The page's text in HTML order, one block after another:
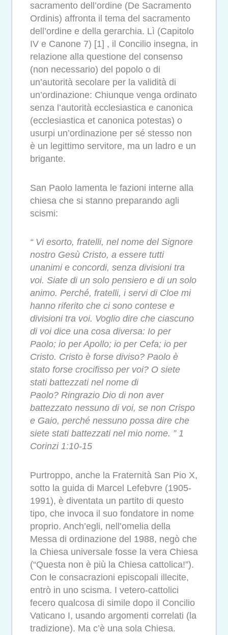
sacramento dell’ordine (De Sacramento
Ordinis) affronta il tema del sacramento
dell’ordine e della gerarchia. Lì (Capitolo
IV e Canone 7) [1] , il Concilio insegna, in
relazione alla questione del consenso
(non necessario) del popolo o di
un’autorità secolare per la validità di
un’ordinazione: Chiunque venga ordinato
senza l’autorità ecclesiastica e canonica
(ecclesiastica et canonica potestas) o
usurpi un’ordinazione per sé stesso non
è un legittimo servitore, ma un ladro e un
brigante.
San Paolo lamenta le fazioni interne alla
chiesa che si stanno preparando agli
scismi:
“ Vi esorto, fratelli, nel nome del Signore
nostro Gesù Cristo, a essere tutti
unanimi e concordi, senza divisioni tra
voi. Siate di un solo pensiero e di un solo
animo. Perché, fratelli, i servi di Cloe mi
hanno riferito che ci sono contese e
divisioni tra voi. Voglio dire che ciascuno
di voi dice una cosa diversa: Io per
Paolo; io per Apollo; io per Cefa; io per
Cristo. Cristo è forse diviso? Paolo è
stato forse crocifisso per voi? O siete
stati battezzati nel nome di
Paolo? Ringrazio Dio di non aver
battezzato nessuno di voi, se non Crispo
e Gaio, perché nessuno possa dire che
siete stati battezzati nel mio nome. ” 1
Corinzi 1:10-15
Purtroppo, anche la Fraternità San Pio X,
sotto la guida di Marcel Lefebvre (1905-
1991), è diventata un partito di questo
tipo, che invoca il suo fondatore in nome
proprio. Anch’egli, nell’omelia della
Messa di ordinazione del 1988, negò che
la Chiesa universale fosse la vera Chiesa
(“Questa non è più la Chiesa cattolica!”).
Con le consacrazioni episcopali illecite,
entrò in uno scisma. I vetero-cattolici
fecero qualcosa di simile dopo il Concilio
Vaticano I, usando argomenti correlati (la
tradizione). Ma c’è una sola Chiesa.